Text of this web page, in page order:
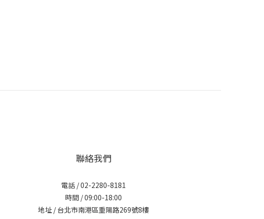
聯絡我們
電話 / 02-2280-8181
時間 / 09:00-18:00
地址 / 台北市南港區重陽路269號8樓